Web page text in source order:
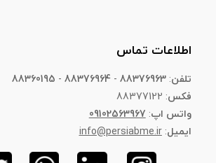
تلفن:
88376963
-
88376964
-
88360195
فکس: 88377122
واتس اپ:
09102563967
ایمیل:
info@persiabme.ir
اطلاعات تماس